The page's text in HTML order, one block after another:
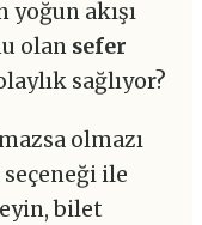
yoğun akışı
olan sefer
sağlıyor?
olmazı
seçeneği ile
bilet